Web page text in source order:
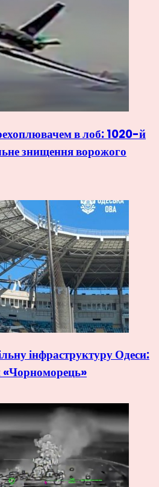
в лоб: 1020-й
знищення ворожого
інфраструктуру Одеси:
«Чорноморець»